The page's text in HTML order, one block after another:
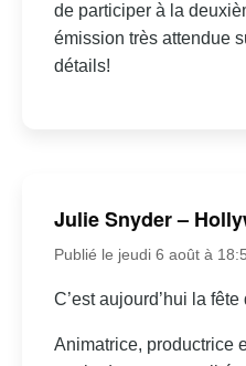
de participer à la
émission très attendue
détails!
Julie Snyder –
Publié le jeudi 6 août à
C’est aujourd’hui la
Animatrice, productrice